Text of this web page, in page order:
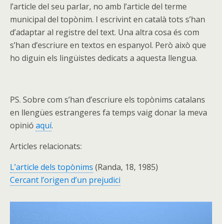
l’article del seu parlar, no amb l’article del terme
municipal del topònim. I escrivint en català tots s’han
d’adaptar al registre del text. Una altra cosa és com
s’han d’escriure en textos en espanyol. Però això que
ho diguin els lingüistes dedicats a aquesta llengua.
PS. Sobre com s’han d’escriure els topònims catalans
en llengües estrangeres fa temps vaig donar la meva
opinió aquí.
Articles relacionats:
L’article dels topònims (Randa, 18, 1985)
Cercant l’origen d’un prejudici